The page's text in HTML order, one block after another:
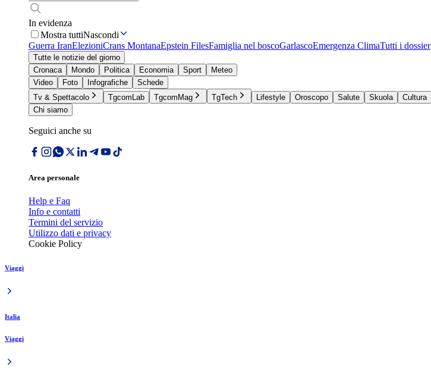
In evidenza
Mostra tuttiNascondi
Guerra IranElezioniCrans MontanaEpstein FilesFamiglia nel boscoGarlascoEmergenza ClimaTutti i dossier
Tutte le notizie del giorno
Cronaca
Mondo Politica Economia Sport
Meteo
Video
Foto Infografiche
Schede
Tv & Spettacolo
TgcomLab TgcomMag TgTech Lifestyle Oroscopo Salute Skuola Cultura
Chi siamo
Seguici anche su
Area personale
Help e Faq
Info e contatti
Termini del servizio
Utilizzo dati e privacy
Cookie Policy
Viaggi
Italia
Viaggi